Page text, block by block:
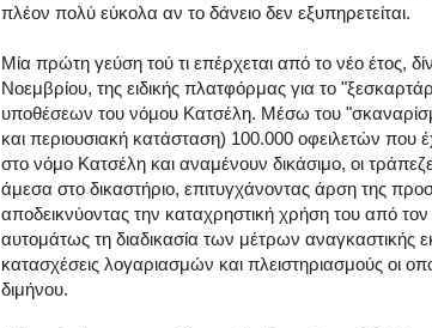
πλέον πολύ εύκολα αν το δάνειο δεν εξυπηρετείται.
Μία πρώτη γεύση τού τι επέρχεται από το νέο έτος,
Νοεμβρίου, της ειδικής πλατφόρμας για το
υποθέσεων του νόμου Κατσέλη. Μέσω του
και περιουσιακή κατάσταση) 100.000 οφειλετών που
στο νόμο Κατσέλη και αναμένουν δικάσιμο, οι
άμεσα στο δικαστήριο, επιτυγχάνοντας άρση της
αποδεικνύοντας την καταχρηστική χρήση του από τον
αυτομάτως τη διαδικασία των μέτρων αναγκαστικής
κατασχέσεις λογαριασμών και πλειστηριασμούς οι
διμήνου.